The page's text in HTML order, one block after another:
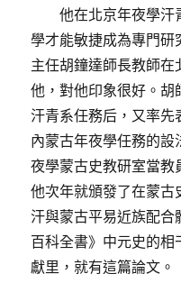
他在北京年夜學汗
學才能敏捷成為專門研
主任胡鐘達師長教師
他，對他印象很好。
汗青系任務后，又率先
內蒙古年夜學任務的
夜學蒙古史教研室當教
他次年就頒發了在蒙古
汗與蒙古平易近族配
百科全書》中元史的
獻里，就有這篇論文。